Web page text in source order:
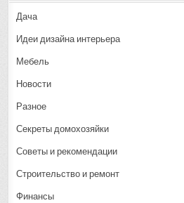
Дача
Идеи дизайна интерьера
Мебель
Новости
Разное
Секреты домохозяйки
Советы и рекомендации
Строительство и ремонт
Финансы